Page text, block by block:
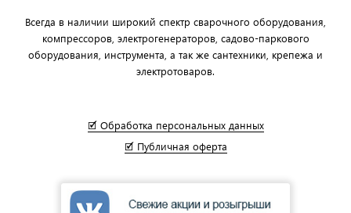
Всегда в наличии широкий спектр сварочного оборудования,
компрессоров, электрогенераторов, садово-паркового
оборудования, инструмента, а так же сантехники, крепежа и
электротоваров.
🗹 Обработка персональных данных
🗹 Публичная оферта